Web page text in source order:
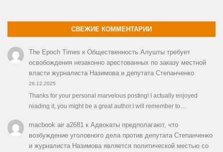
СВЕЖИЕ КОММЕНТАРИИ
The Epoch Times к Общественность Алушты требует
освобождения незаконно арестованных по заказу местной
власти журналиста Назимова и депутата Степанченко
26.12.2025
Thanks for your personal marvelous posting! I actually enjoyed
reading it, you might be a great author.I will remember to…
macbook air a2681к Адвокаты предполагают, что
возбуждение уголовного дела против депутата Степанченко
и журналиста Назимова является политической местью со